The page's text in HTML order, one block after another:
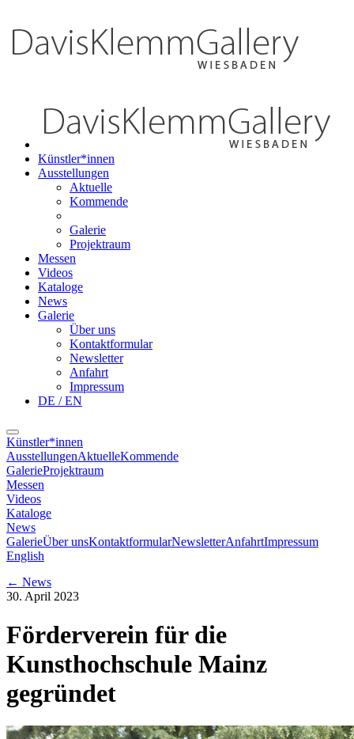
Künstler*innen
Ausstellungen
Aktuelle
Kommende
Galerie
Projektraum
Messen
Videos
Kataloge
News
Galerie
Über uns
Kontaktformular
Newsletter
Anfahrt
Impressum
DE / EN
Künstler*innen
AusstellungenAktuelleKommende
GalerieProjektraum
Messen
Videos
Kataloge
News
GalerieÜber unsKontaktformularNewsletterAnfahrtImpressum
English
← News
30. April 2023
Förderverein für die
Kunsthochschule Mainz
gegründet